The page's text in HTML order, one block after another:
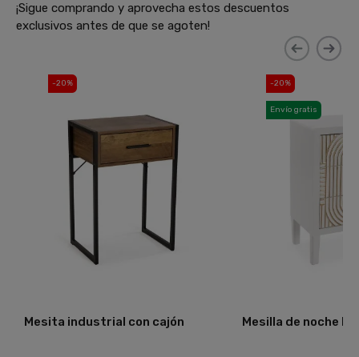
¡Sigue comprando y aprovecha estos descuentos
exclusivos antes de que se agoten!
Mesita industrial con cajón
-20%
Mesilla de noche
-20%
Envío gratis